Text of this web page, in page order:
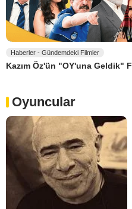
Haberler - Gündemdeki Filmler
Kazım Öz'ün "OY'una Geldik"
Oyuncular